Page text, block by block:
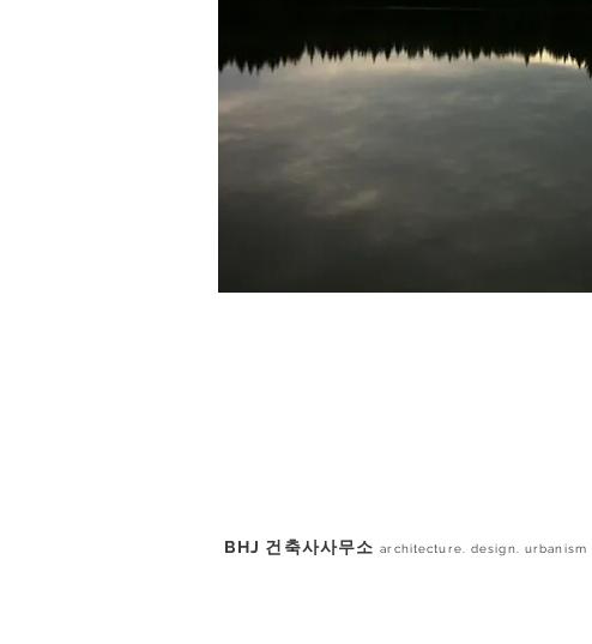
BHJ 건축사사무소 architecture. design. urbanism